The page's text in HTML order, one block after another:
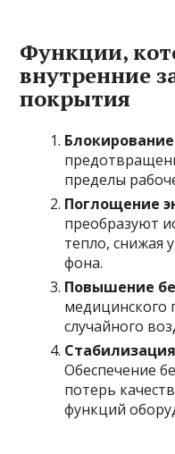
Функции,
внутренние
покрытия
пределы
Поглощение
преобразуют
тепло, снижая
фона.
Повышение
медицинского
случайного
Обеспечение
потерь
функций